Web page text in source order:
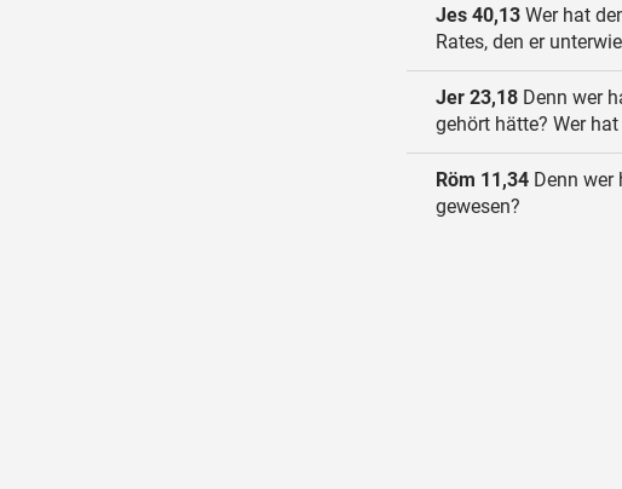
Jes 40,13 Wer hat
Rates, den er
Jer 23,18 Denn wer
gehört hätte? Wer
Röm 11,34 Denn wer
gewesen?